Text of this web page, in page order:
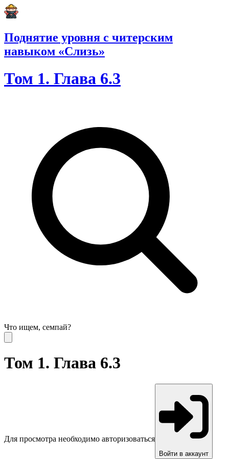
Поднятие уровня с читерским
навыком «Слизь»
Том 1. Глава 6.3
Что ищем, семпай?
Том 1. Глава 6.3
Для просмотра необходимо авторизоваться
Войти в аккаунт